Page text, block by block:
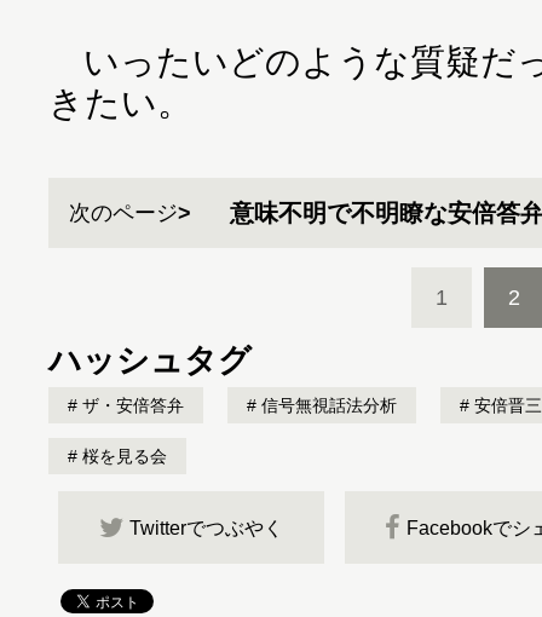
いったいどのような質疑だ
きたい。
次のページ 意味不明で不明瞭な安倍答
1 2
ハッシュタグ
ザ・安倍答弁 信号無視話法分析 安倍晋三
桜を見る会
Twitterでつぶやく Facebookでシ